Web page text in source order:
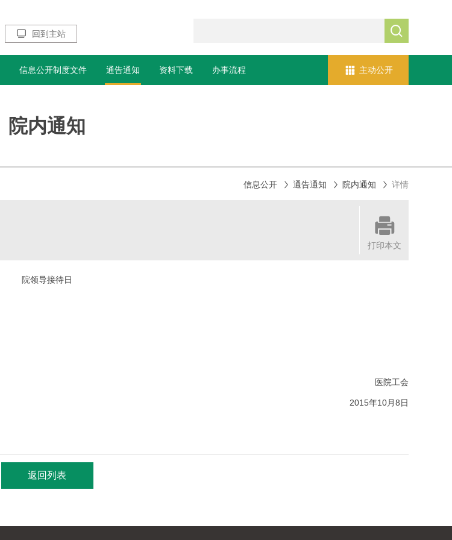
 回到主站 
信息公开制度文件 通告通知 资料下载 办事流程  主动公开
院内通知
信息公开  通告通知  院内通知  详情

打印本文
院领导接待日
医院工会
2015年10月8日
返回列表